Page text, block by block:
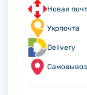
Новая
Укрпочта
Delivery